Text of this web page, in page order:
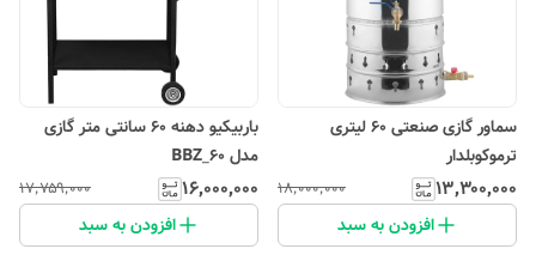
سماور گازی صنعتی 60 لیتری
ترموکوبلدار
۱۳٬۳۰۰٬۰۰۰ ۱۸٬۰۰۰٬۰۰۰
افزودن به سبد
باربیکیو دهنه 60 سانتی متر گازی
مدل BBZ_60
۱۶٬۰۰۰٬۰۰۰ ۱۷٬۷۵۹٬۰۰۰
افزودن به سبد